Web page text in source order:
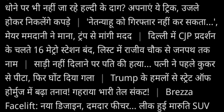
धोने पर भी नहीं जा रहे हल्दी के दाग? अपनाएं ये ट्रिक, उजले
होकर निकलेंगे कपड़े
|
'नेतन्याहू को गिरफ्तार नहीं कर सकता...',
मेयर ममदानी ने माना, ट्रंप से मांगी मदद
|
दिल्ली में CJP प्रदर्शन
के चलते 16 मेट्रो स्टेशन बंद, लिस्ट में राजीव चौक से जनपथ तक
नाम
|
साड़ी नहीं दिलाने पर पति की हत्या... पत्नी ने पहले कुकर
से पीटा, फिर घोंट दिया गला
|
Trump के हमलों से स्ट्रेट ऑफ
होर्मुज में बढ़ा तनाव! गहराया भारी तेल संकट!
|
Brezza
Facelift: नया डिजाइन, दमदार फीचर... लीक हुई मारुति SUV